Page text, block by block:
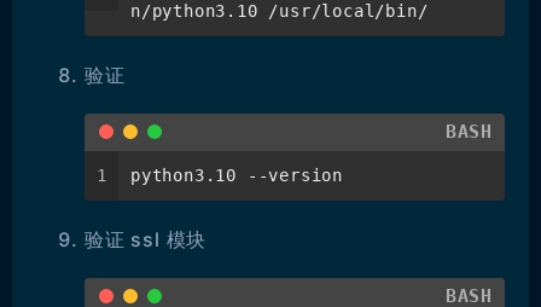
n/python3.10 /usr/local/bin/
验证
BASH
1 python3.10 --version
验证 ssl 模块
BASH